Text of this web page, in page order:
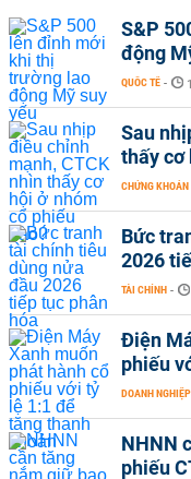
S&P
động
QUỐC TẾ -
Sau
thấy cơ
CHỨNG KHOÁN
Bức
2026
TÀI CHÍNH -
Điện
phiếu
DOANH NGHIỆP
NHNN
phiếu